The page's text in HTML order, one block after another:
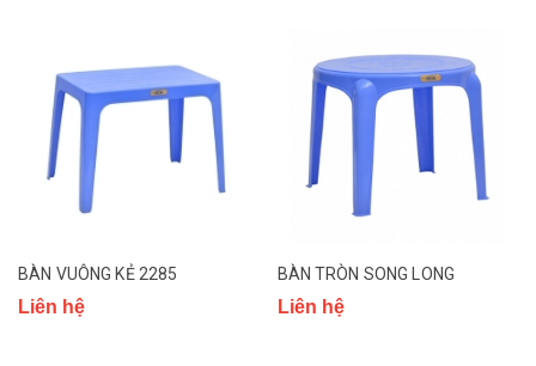
BÀN VUÔNG KẺ 2285
Liên hệ
BÀN TRÒN SONG LONG
Liên hệ